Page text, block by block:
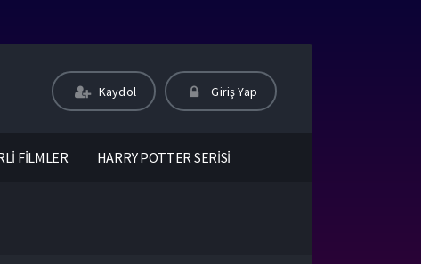
Kaydol Giriş Yap
FİLMLER HARRY POTTER SERİSİ